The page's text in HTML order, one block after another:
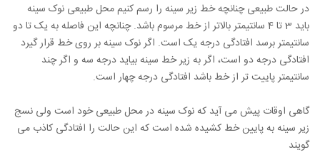
در حالت طبیعی چنانچه خط زیر سینه را رسم کنیم محل طبیعی نوک سینه
باید 3 تا 4 سانتیمتر بالاتر از خط مرسوم باشد. چنانچه این فاصله به یک تا دو
سانتیمتر برسد افتادگی درجه یک است. اگر نوک سینه بر روی خط قرار گیرد
افتادگی درجه دو است، اگر به زیر خط سینه بیاید درجه سه و اگر چند
سانتیمتر پاییت تر از خط باشد افتادگی درجه چهار است.
گاهی اوقات پیش می آید که نوک سینه در محل طبیعی خود است ولی نسج
زیر سینه به پایین خط کشیده شده است که این حالت را افتادگی کاذب می
گویند